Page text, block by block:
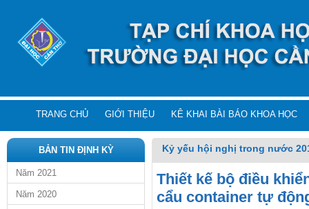
TRANG CHỦ GIỚI THIỆU KÊ KHAI BÀI BÁO KHOA HỌC
BẢN TIN ĐỊNH KỲ
Năm 2021
Năm 2020
Kỷ yếu hội nghị trong nước
Thiết kế bộ điều
cẩu container tự